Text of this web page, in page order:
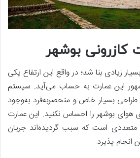
کازرونی بوشهر
زیادی بنا شد؛ در واقع این ارتفاع یکی
این عمارت به حساب می‌آید. سیستم
بسیار خاص و منحصربه‌فرد به‌وجود
هوای بوشهر را احساس نکنید. این عمارت
متعددی است که سبب گردیده‌اند جریان
انجام پذیرد.